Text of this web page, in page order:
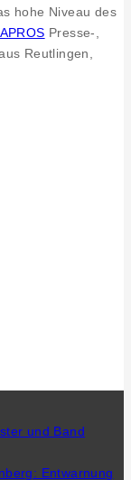
hohe Niveau des
APROS Presse-,
Reutlingen,
und Band
Entwarnung